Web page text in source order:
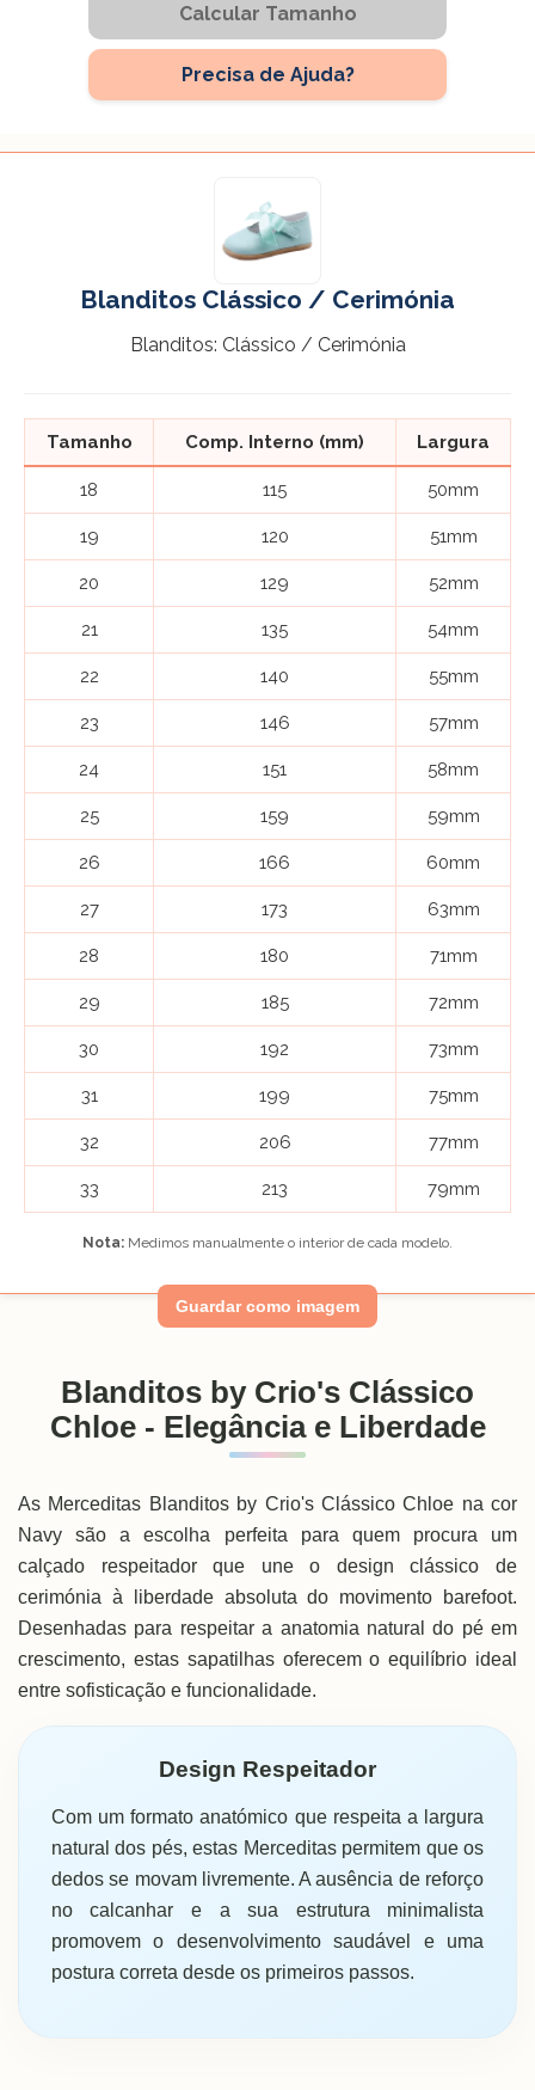
Calcular Tamanho
Precisa de Ajuda?
Blanditos Clássico / Cerimónia
Blanditos: Clássico / Cerimónia
Tamanho Comp. Interno (mm) Largura
18 115 50mm
19 120 51mm
20 129 52mm
21 135 54mm
22 140 55mm
23 146 57mm
24 151 58mm
25 159 59mm
26 166 60mm
27 173 63mm
28 180 71mm
29 185 72mm
30 192 73mm
31 199 75mm
32 206 77mm
33 213 79mm
Nota: Medimos manualmente o interior de cada modelo.
Guardar como imagem
Blanditos by Crio's Clássico
Chloe - Elegância e Liberdade
As Merceditas Blanditos by Crio's Clássico Chloe na cor
Navy são a escolha perfeita para quem procura um
calçado respeitador que une o design clássico de
cerimónia à liberdade absoluta do movimento barefoot.
Desenhadas para respeitar a anatomia natural do pé em
crescimento, estas sapatilhas oferecem o equilíbrio ideal
entre sofisticação e funcionalidade.
Design Respeitador
Com um formato anatómico que respeita a largura
natural dos pés, estas Merceditas permitem que os
dedos se movam livremente. A ausência de reforço
no calcanhar e a sua estrutura minimalista
promovem o desenvolvimento saudável e uma
postura correta desde os primeiros passos.